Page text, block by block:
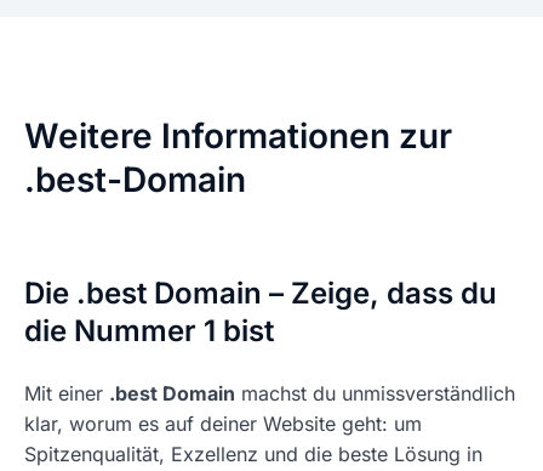
Weitere Informationen zur
.best-Domain
Die .best Domain – Zeige, dass du
die Nummer 1 bist
Mit einer .best Domain machst du unmissverständlich
klar, worum es auf deiner Website geht: um
Spitzenqualität, Exzellenz und die beste Lösung in